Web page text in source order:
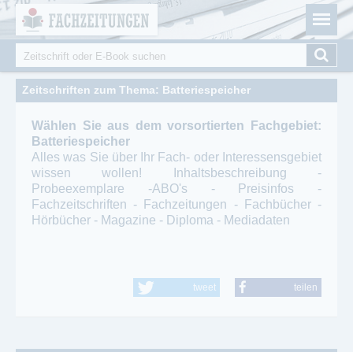
Fachzeitungen.de - Das unabhängige Portal für
Fachmagazine Fachpublikationen & eBooks
Suchformular
Suche
Zeitschriften zum Thema: Batteriespeicher
Wählen Sie aus dem vorsortierten Fachgebiet:
Batteriespeicher
Alles was Sie über Ihr Fach- oder Interessensgebiet
wissen wollen! Inhaltsbeschreibung -
Probeexemplare -ABO's - Preisinfos -
Fachzeitschriften - Fachzeitungen - Fachbücher -
Hörbücher - Magazine - Diploma - Mediadaten
tweet teilen
Cookie-Einstellungen